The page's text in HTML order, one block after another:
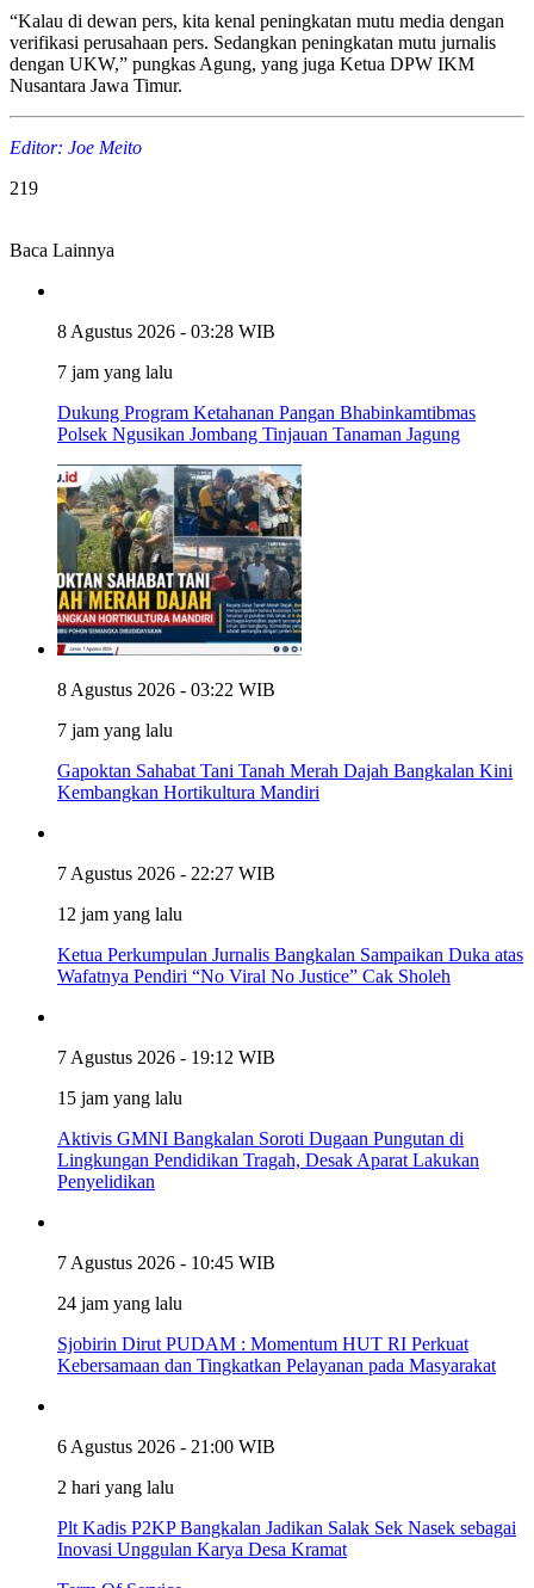
“Kalau di dewan pers, kita kenal peningkatan mutu media dengan
verifikasi perusahaan pers. Sedangkan peningkatan mutu jurnalis
dengan UKW,” pungkas Agung, yang juga Ketua DPW IKM
Nusantara Jawa Timur.
Editor: Joe Meito
219
Baca Lainnya
8 Agustus 2026 - 03:28 WIB
7 jam yang lalu
Dukung Program Ketahanan Pangan Bhabinkamtibmas
Polsek Ngusikan Jombang Tinjauan Tanaman Jagung
8 Agustus 2026 - 03:22 WIB
7 jam yang lalu
Gapoktan Sahabat Tani Tanah Merah Dajah Bangkalan Kini
Kembangkan Hortikultura Mandiri
7 Agustus 2026 - 22:27 WIB
12 jam yang lalu
Ketua Perkumpulan Jurnalis Bangkalan Sampaikan Duka atas
Wafatnya Pendiri “No Viral No Justice” Cak Sholeh
7 Agustus 2026 - 19:12 WIB
15 jam yang lalu
Aktivis GMNI Bangkalan Soroti Dugaan Pungutan di
Lingkungan Pendidikan Tragah, Desak Aparat Lakukan
Penyelidikan
7 Agustus 2026 - 10:45 WIB
24 jam yang lalu
Sjobirin Dirut PUDAM : Momentum HUT RI Perkuat
Kebersamaan dan Tingkatkan Pelayanan pada Masyarakat
6 Agustus 2026 - 21:00 WIB
2 hari yang lalu
Plt Kadis P2KP Bangkalan Jadikan Salak Sek Nasek sebagai
Inovasi Unggulan Karya Desa Kramat